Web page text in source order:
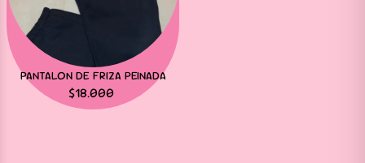
PANTALON DE FRIZA PEINADA
$18.000